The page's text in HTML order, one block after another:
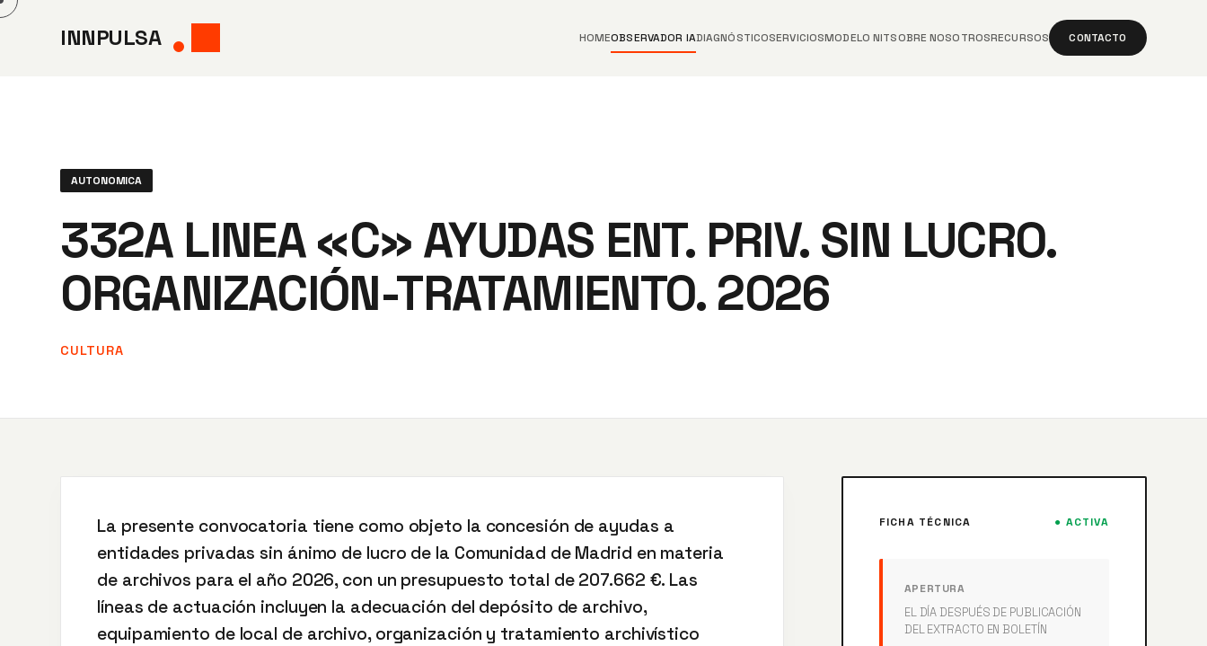
Saltar
INNPULSA HOMEOBSERVADOR IADIAGNÓSTICOSERVICIOSMODELO NITSOBRE NOSOTROSRECURSOS CONTACTO
AUTONOMICA
332A LINEA «C» AYUDAS ENT. PRIV. SIN LUCRO.
ORGANIZACIÓN-TRATAMIENTO. 2026
CULTURA
La presente convocatoria tiene como objeto la concesión de ayudas a
entidades privadas sin ánimo de lucro de la Comunidad de Madrid en materia
de archivos para el año 2026, con un presupuesto total de 207.662 €. Las
líneas de actuación incluyen la adecuación del depósito de archivo,
equipamiento de local de archivo, organización y tratamiento archivístico
FICHA TÉCNICA ● ACTIVA
APERTURA
EL DÍA DESPUÉS DE PUBLICACIÓN
DEL EXTRACTO EN BOLETÍN